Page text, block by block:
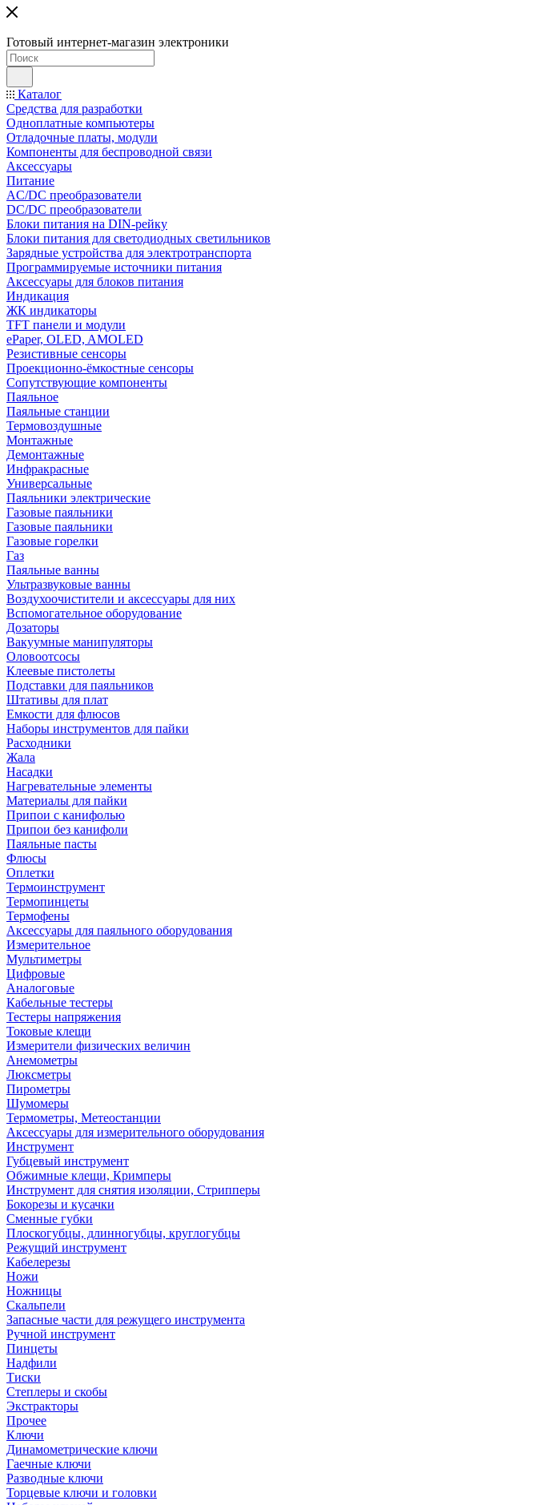
Готовый интернет-магазин электроники
Каталог
Средства для разработки
Одноплатные компьютеры
Отладочные платы, модули
Компоненты для беспроводной связи
Аксессуары
Питание
AC/DC преобразователи
DC/DC преобразователи
Блоки питания на DIN-рейку
Блоки питания для светодиодных светильников
Зарядные устройства для электротранспорта
Программируемые источники питания
Аксессуары для блоков питания
Индикация
ЖК индикаторы
TFT панели и модули
ePaper, OLED, AMOLED
Резистивные сенсоры
Проекционно-ёмкостные сенсоры
Сопутствующие компоненты
Паяльное
Паяльные станции
Термовоздушные
Монтажные
Демонтажные
Инфракрасные
Универсальные
Паяльники электрические
Газовые паяльники
Газовые паяльники
Газовые горелки
Газ
Паяльные ванны
Ультразвуковые ванны
Воздухоочистители и аксессуары для них
Вспомогательное оборудование
Дозаторы
Вакуумные манипуляторы
Оловоотсосы
Клеевые пистолеты
Подставки для паяльников
Штативы для плат
Емкости для флюсов
Наборы инструментов для пайки
Расходники
Жала
Насадки
Нагревательные элементы
Материалы для пайки
Припои с канифолью
Припои без канифоли
Паяльные пасты
Флюсы
Оплетки
Термоинструмент
Термопинцеты
Термофены
Аксессуары для паяльного оборудования
Измерительное
Мультиметры
Цифровые
Аналоговые
Кабельные тестеры
Тестеры напряжения
Токовые клещи
Измерители физических величин
Анемометры
Люксметры
Пирометры
Шумомеры
Термометры, Метеостанции
Аксессуары для измерительного оборудования
Инструмент
Губцевый инструмент
Обжимные клещи, Кримперы
Инструмент для снятия изоляции, Стрипперы
Бокорезы и кусачки
Сменные губки
Плоскогубцы, длинногубцы, круглогубцы
Режущий инструмент
Кабелерезы
Ножи
Ножницы
Скальпели
Запасные части для режущего инструмента
Ручной инструмент
Пинцеты
Надфили
Тиски
Степлеры и скобы
Экстракторы
Прочее
Ключи
Динамометрические ключи
Гаечные ключи
Разводные ключи
Торцевые ключи и головки